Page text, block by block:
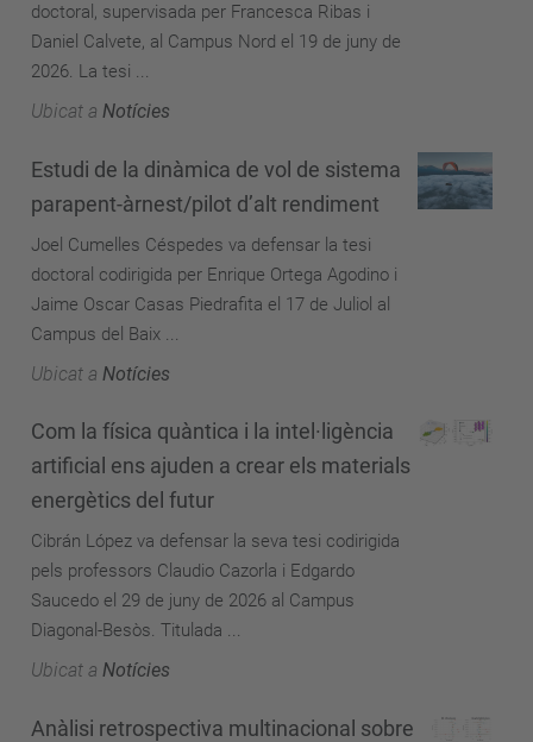
doctoral, supervisada per Francesca Ribas i
Daniel Calvete, al Campus Nord el 19 de juny de
2026. La tesi ...
Ubicat a Notícies
Estudi de la dinàmica de vol de sistema
parapent-àrnest/pilot d’alt rendiment
Joel Cumelles Céspedes va defensar la tesi
doctoral codirigida per Enrique Ortega Agodino i
Jaime Oscar Casas Piedrafita el 17 de Juliol al
Campus del Baix ...
Ubicat a Notícies
Com la física quàntica i la intel·ligència
artificial ens ajuden a crear els materials
energètics del futur
Cibrán López va defensar la seva tesi codirigida
pels professors Claudio Cazorla i Edgardo
Saucedo el 29 de juny de 2026 al Campus
Diagonal-Besòs. Titulada ...
Ubicat a Notícies
Anàlisi retrospectiva multinacional sobre